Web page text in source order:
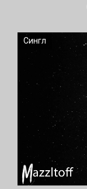
Сингл